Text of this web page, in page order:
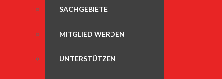
SACHGEBIETE
MITGLIED WERDEN
UNTERSTÜTZEN